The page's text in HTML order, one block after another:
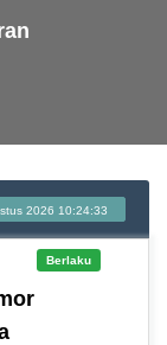
2026 10:24:33
Berlaku